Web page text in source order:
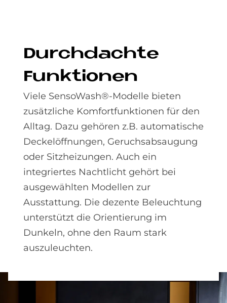
Durch­dach­te
Funk­tio­nen
Viele SensoWash®-Modelle bieten
zusätzliche Komfortfunktionen für den
Alltag. Dazu gehören z.B. automatische
Deckelöffnungen, Geruchsabsaugung
oder Sitzheizungen. Auch ein
integriertes Nachtlicht gehört bei
ausgewählten Modellen zur
Ausstattung. Die dezente Beleuchtung
unterstützt die Orientierung im
Dunkeln, ohne den Raum stark
auszuleuchten.